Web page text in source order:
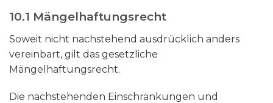
10.1 Mängelhaftungsrecht
Soweit nicht nachstehend ausdrücklich anders
vereinbart, gilt das gesetzliche
Mängelhaftungsrecht.
Die nachstehenden Einschränkungen und